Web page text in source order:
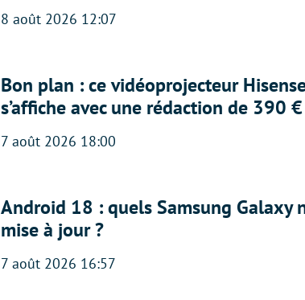
8 août 2026 12:07
Bon plan : ce vidéoprojecteur
s’affiche avec une rédaction de 390
7 août 2026 18:00
Android 18 : quels Samsung Galaxy
mise à jour ?
7 août 2026 16:57